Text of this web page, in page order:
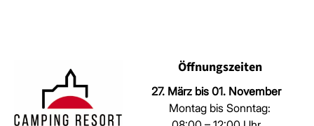
Öffnungszeiten
27. März bis 01. November
Montag bis Sonntag: